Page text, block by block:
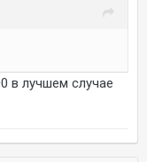
в лучшем случае